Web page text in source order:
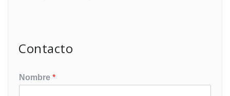
Contacto
Nombre *